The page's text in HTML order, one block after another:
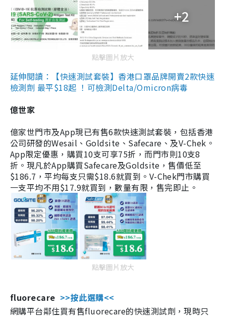
+2
點擊圖片放大
延伸閱讀：【快速測試套裝】香港口罩品牌開賣2款快速
檢測劑 最平$18起 ！可檢測Delta/Omicron病毒
億世家
億家世門市及App現已有售6款快速測試套裝，包括香港
公司研發的Wesail、Goldsite、Safecare、及V-Chek。
App限定優惠，購買10支可享75折，而門市則10支8
折。現凡於App購買Safecare及Goldsite，售價低至
$186.7，平均每支只需$18.6就買到。V-Chek門市購買
一支平均不用$17.9就買到，數量有限，售完即止。
點擊圖片放大
fluorecare >>按此選購<<
網購平台鄰住買有售fluorecare的快速測試劑，現時只